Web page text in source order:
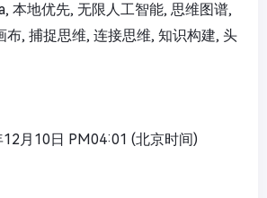
本地优先, 无限人工智能, 思维图谱,
布, 捕捉思维, 连接思维, 知识构建, 头
12月10日 PM04:01 (北京时间)